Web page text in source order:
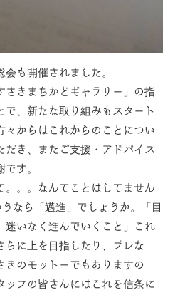
も開催されました。
さきまちかどギャラリー」の指
で、新たな取り組みもスタート
々からはこれからのことについ
だき、またご支援・アドバイス
す。
。。。なんてことはしてません
なら「邁進」でしょうか。「目
迷いなく進んでいくこと」これ
らに上を目指したり、ブレな
きのモットーでもありますの
ッフの皆さんにはこれを信条に